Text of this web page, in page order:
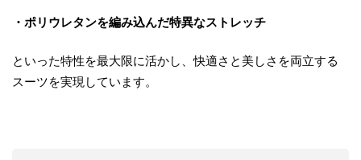
・ポリウレタンを編み込んだ特異なストレッチ
といった特性を最大限に活かし、快適さと美しさを両立する
スーツを実現しています。